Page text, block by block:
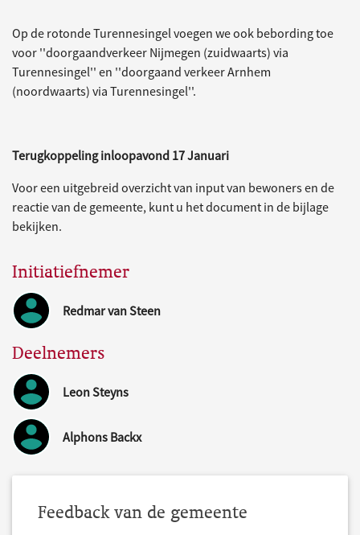
Op de rotonde Turennesingel voegen we ook bebording toe
voor ''doorgaandverkeer Nijmegen (zuidwaarts) via
Turennesingel'' en ''doorgaand verkeer Arnhem
(noordwaarts) via Turennesingel''.
Terugkoppeling inloopavond 17 Januari
Voor een uitgebreid overzicht van input van bewoners en de
reactie van de gemeente, kunt u het document in de bijlage
bekijken.
Initiatiefnemer
Redmar van Steen
Deelnemers
Leon Steyns
Alphons Backx
Feedback van de gemeente